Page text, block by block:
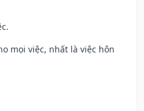
mọi việc, nhất là việc hôn